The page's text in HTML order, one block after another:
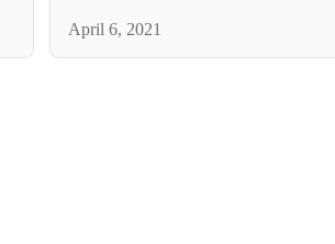
April 6, 2021